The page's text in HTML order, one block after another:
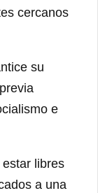
cercanos
su
e
libres
a una